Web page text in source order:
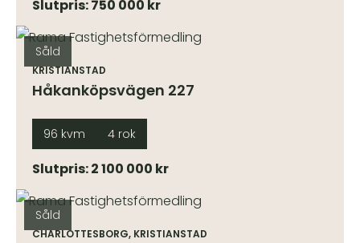
Slutpris: 750 000 kr
Såld
KRISTIANSTAD
Håkanköpsvägen 227
96 kvm 4 rok
Slutpris: 2 100 000 kr
Såld
CHARLOTTESBORG, KRISTIANSTAD